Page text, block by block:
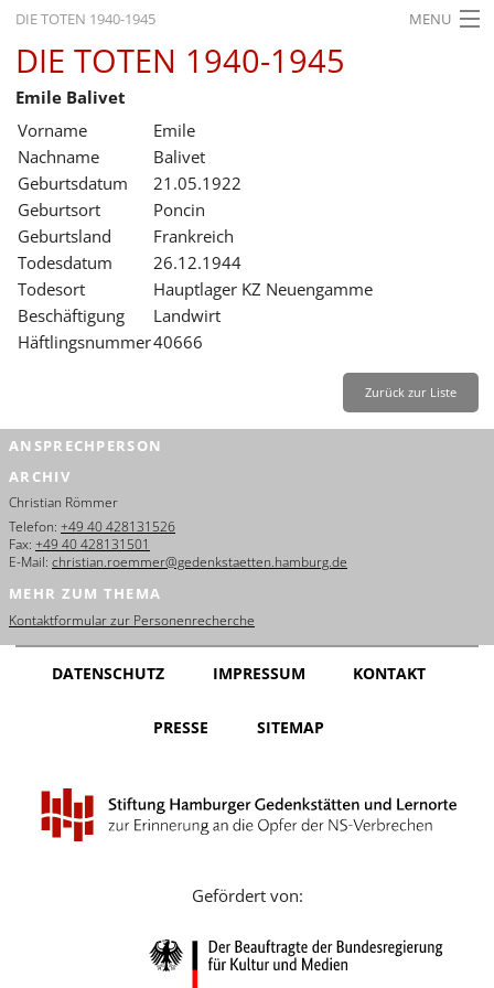
DIE TOTEN 1940-1945 MENU
STARTSEITE
AKTUELLES
AUSSTELLUNGEN
GESCHICHTE
BILDUNG
FORSCHUNG
SERVICE
Français
Dansk
Español
Nederlands
Português
Русский
Leichte Sprache
DIE TOTEN 1940-1945
Emile Balivet
Vorname
Emile
Nachname
Balivet
Geburtsdatum
21.05.1922
Geburtsort
Poncin
Geburtsland
Frankreich
Todesdatum
26.12.1944
Todesort
Hauptlager KZ Neuengamme
Beschäftigung
Landwirt
Häftlingsnummer40666
Zurück zur Liste
ANSPRECHPERSON
ARCHIV
Christian Römmer
Telefon: +49 40 428131526
Fax: +49 40 428131501
E-Mail: christian.roemmer@gedenkstaetten.hamburg.de
MEHR ZUM THEMA
Kontaktformular zur Personenrecherche
DATENSCHUTZ IMPRESSUM KONTAKT
PRESSE SITEMAP
Gefördert von: